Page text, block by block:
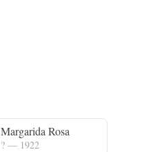
Margarida Rosa
? — 1922